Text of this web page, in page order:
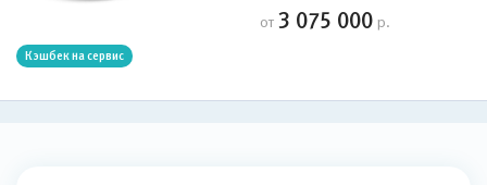
от 3 075 000 р.
Кэшбек на сервис